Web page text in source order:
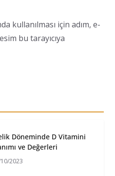
kullanılması için adım, e-
bu tarayıcıya
Döneminde D Vitamini
ve Değerleri
2023